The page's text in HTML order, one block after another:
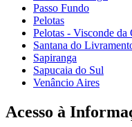
Passo Fundo
Pelotas
Pelotas - Visconde da
Santana do
Sapiranga
Sapucaia do Sul
Venâncio Aires
Acesso à